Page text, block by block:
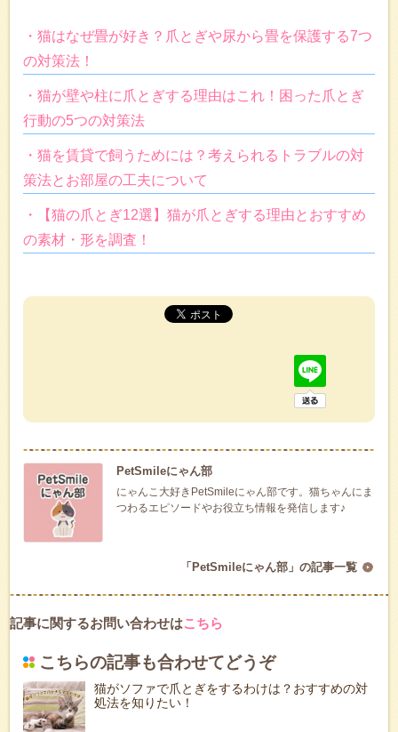
・猫はなぜ畳が好き？爪とぎや尿から畳を保護する7つ
の対策法！
・猫が壁や柱に爪とぎする理由はこれ！困った爪とぎ
行動の5つの対策法
・猫を賃貸で飼うためには？考えられるトラブルの対
策法とお部屋の工夫について
・【猫の爪とぎ12選】猫が爪とぎする理由とおすすめ
の素材・形を調査！
PetSmileにゃん部
にゃんこ大好きPetSmileにゃん部です。猫ちゃんにま
つわるエピソードやお役立ち情報を発信します♪
「PetSmileにゃん部」の記事一覧
記事に関するお問い合わせはこちら
こちらの記事も合わせてどうぞ
猫がソファで爪とぎをするわけは？おすすめの対
処法を知りたい！